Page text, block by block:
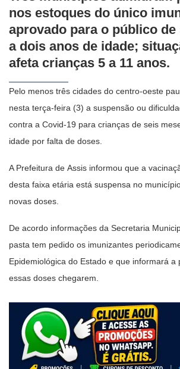
nos estoques do único
aprovado para o público de
a dois anos de idade;
afeta crianças 5 a 11 anos.
Pelo menos três cidades do centro-oeste
nesta terça-feira (3) a suspensão ou
contra a Covid-19 para crianças de seis
idade por falta de doses.
A Prefeitura de Assis informou que a
desta faixa etária está suspensa no
novas doses.
De acordo informações da Secretaria
pasta tem pedido os imunizantes
Epidemiológica do Estado e que informará a
essas doses chegarem.